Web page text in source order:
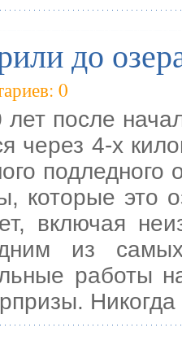
до
0
лет после
через 4-х
которые это
включая
из
работы
Никогда